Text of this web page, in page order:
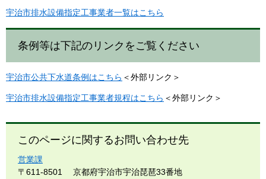
宇治市排水設備指定工事業者一覧はこちら
条例等は下記のリンクをご覧ください
宇治市公共下水道条例はこちら ＜外部リンク＞
宇治市排水設備指定工事業者規程はこちら ＜外部リンク＞
このページに関するお問い合わせ先
営業課
〒611-8501
京都府宇治市宇治琵琶33番地